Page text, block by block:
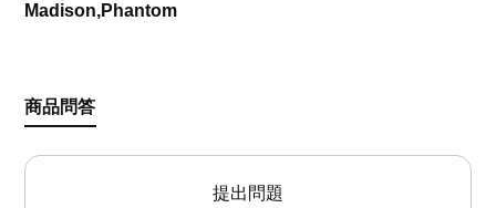
Madison,Phantom
商品問答
提出問題